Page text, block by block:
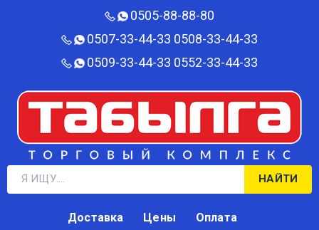
0505-88-88-80‬
0507-33-44-33 0508-33-44-33
0509-33-44-33 0552-33-44-33
НАЙТИ
Доставка Цены
Оплата